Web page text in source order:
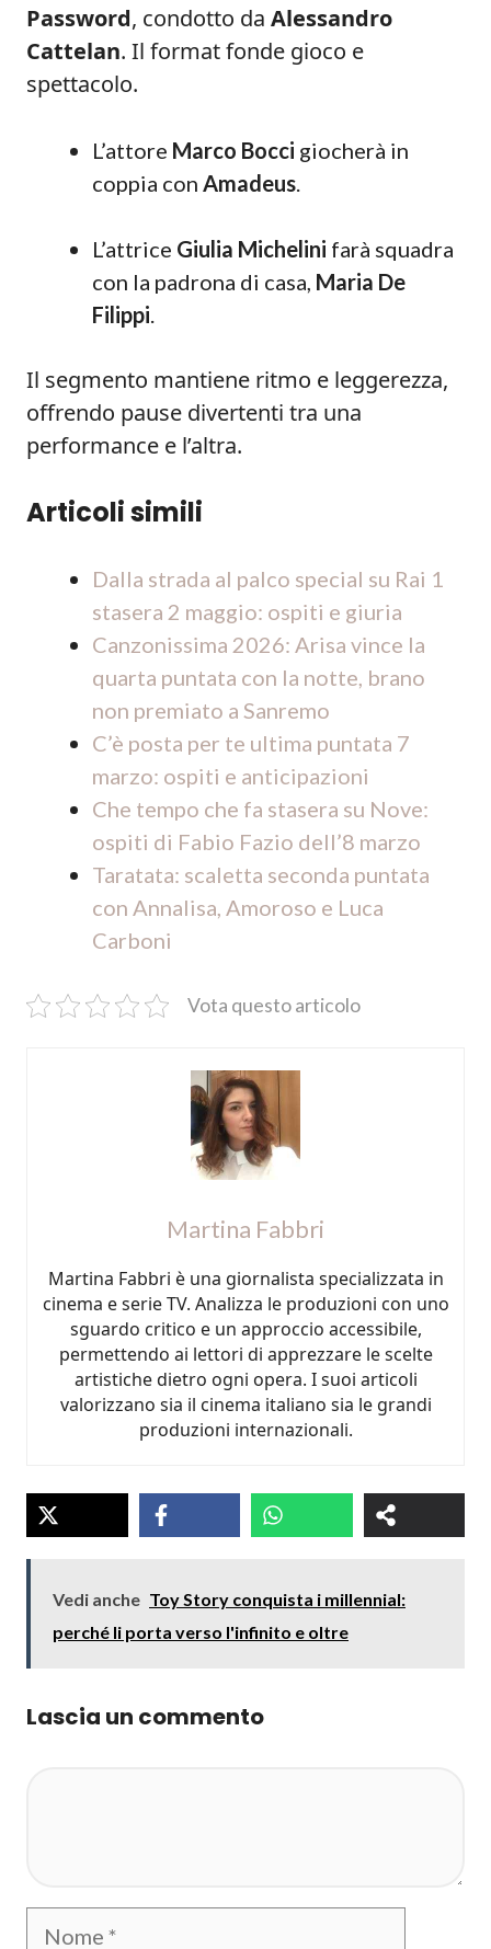
Password, condotto da Alessandro
Cattelan. Il format fonde gioco e
spettacolo.
L’attore Marco Bocci giocherà in
coppia con Amadeus.
L’attrice Giulia Michelini farà squadra
con la padrona di casa, Maria De
Filippi.
Il segmento mantiene ritmo e leggerezza,
offrendo pause divertenti tra una
performance e l’altra.
Articoli simili
Dalla strada al palco special su Rai 1
stasera 2 maggio: ospiti e giuria
Canzonissima 2026: Arisa vince la
quarta puntata con la notte, brano
non premiato a Sanremo
C’è posta per te ultima puntata 7
marzo: ospiti e anticipazioni
Che tempo che fa stasera su Nove:
ospiti di Fabio Fazio dell’8 marzo
Taratata: scaletta seconda puntata
con Annalisa, Amoroso e Luca
Carboni
Vota questo articolo
Martina Fabbri
Martina Fabbri è una giornalista specializzata in
cinema e serie TV. Analizza le produzioni con uno
sguardo critico e un approccio accessibile,
permettendo ai lettori di apprezzare le scelte
artistiche dietro ogni opera. I suoi articoli
valorizzano sia il cinema italiano sia le grandi
produzioni internazionali.
Vedi anche Toy Story conquista i millennial:
perché li porta verso l'infinito e oltre
Lascia un commento
Nome